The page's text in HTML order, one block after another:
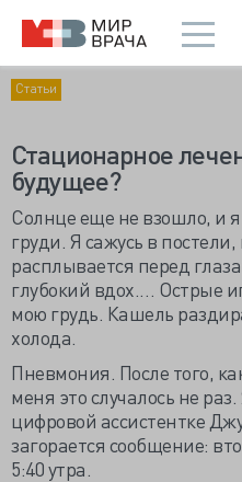
Статьи
Стационарное
будущее?
Солнце еще не взошло, и
груди. Я сажусь в
расплывается перед
глубокий вдох.… Острые
мою грудь. Кашель
холода.
Пневмония. После того,
меня это случалось не
цифровой ассистентке
загорается сообщение:
5:40 утра.